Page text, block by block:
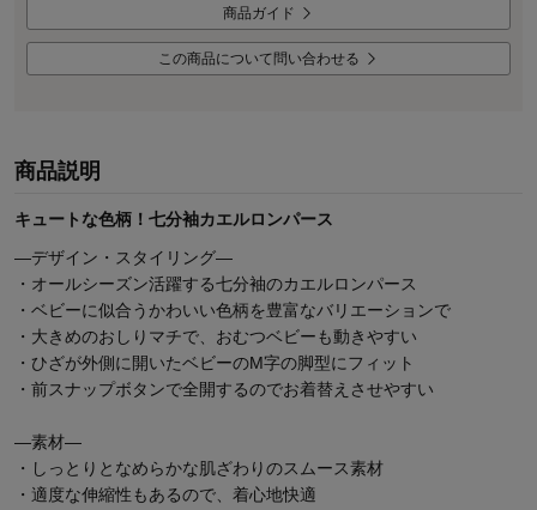
商品ガイド
この商品について問い合わせる
商品説明
キュートな色柄！七分袖カエルロンパース
―デザイン・スタイリング―
・オールシーズン活躍する七分袖のカエルロンパース
・ベビーに似合うかわいい色柄を豊富なバリエーションで
・大きめのおしりマチで、おむつベビーも動きやすい
・ひざが外側に開いたベビーのM字の脚型にフィット
・前スナップボタンで全開するのでお着替えさせやすい
―素材―
・しっとりとなめらかな肌ざわりのスムース素材
・適度な伸縮性もあるので、着心地快適